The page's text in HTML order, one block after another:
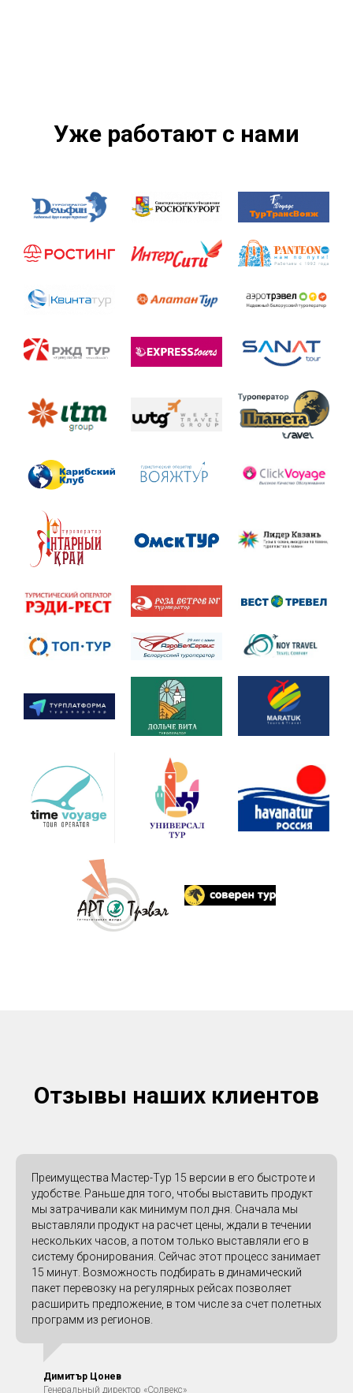
Уже работают с нами
Отзывы наших клиентов
Преимущества Мастер-Тур 15 версии в его быстроте и
удобстве. Раньше для того, чтобы выставить продукт
мы затрачивали как минимум пол дня. Сначала мы
выставляли продукт на расчет цены, ждали в течении
нескольких часов, а потом только выставляли его в
систему бронирования. Сейчас этот процесс занимает
15 минут. Возможность подбирать в динамический
пакет перевозку на регулярных рейсах позволяет
расширить предложение, в том числе за счет полетных
программ из регионов.
Димитър Цонев
Генеральный директор «Солвекс»